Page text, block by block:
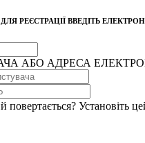
РЕЄСТРАЦІЇ ВВЕДІТЬ
АБО АДРЕСА
повертається? Установіть